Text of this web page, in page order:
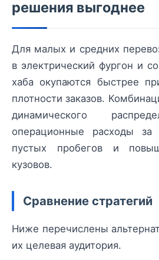
решения выгоднее
Для малых и средних
в электрический фургон и
хаба окупаются быстрее
плотности заказов.
динамического
операционные расходы за
пустых пробегов и
кузовов.
Сравнение стратегий
Ниже перечислены
их целевая аудитория.